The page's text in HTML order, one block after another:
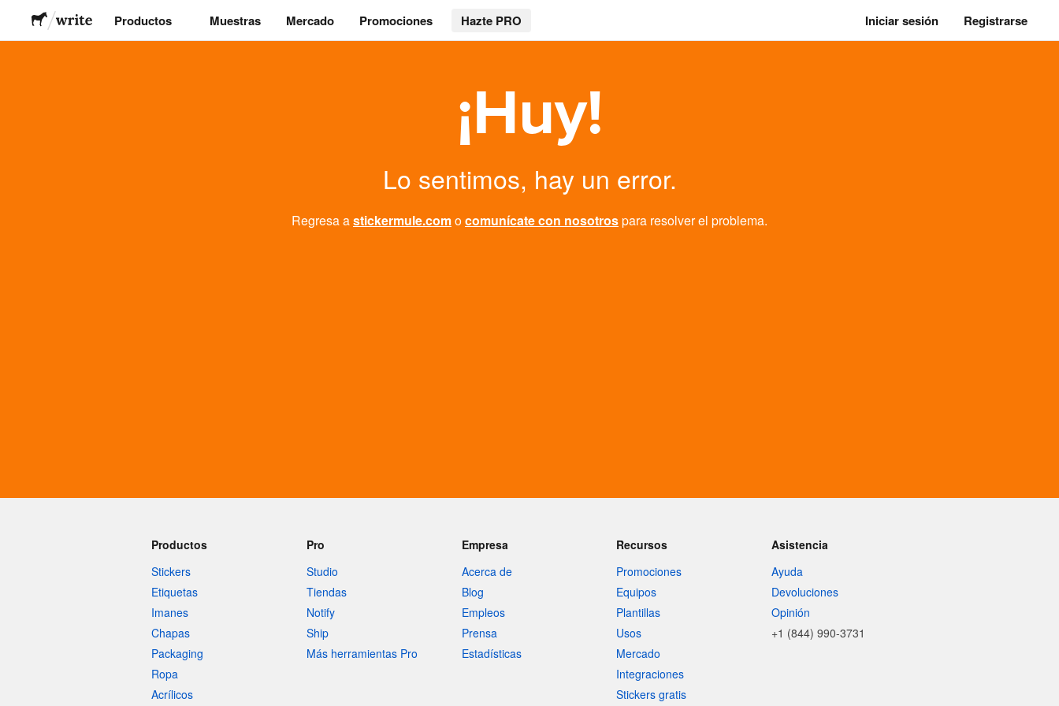
Productos Muestras Mercado Promociones Hazte PRO Iniciar sesión Registrarse
¡Huy!
Lo sentimos, hay un error.
Regresa astickermule.comocomunícate con nosotrospara resolver el problema.
Productos
Stickers
Etiquetas
Imanes
Chapas
Packaging
Ropa
Acrílicos
Pro
Studio
Tiendas
Notify
Ship
Más herramientas Pro
Empresa
Acerca de
Blog
Empleos
Prensa
Estadísticas
Recursos
Promociones
Equipos
Plantillas
Usos
Mercado
Integraciones
Stickers gratis
Asistencia
Ayuda
Devoluciones
Opinión
+1 (844) 990-3731